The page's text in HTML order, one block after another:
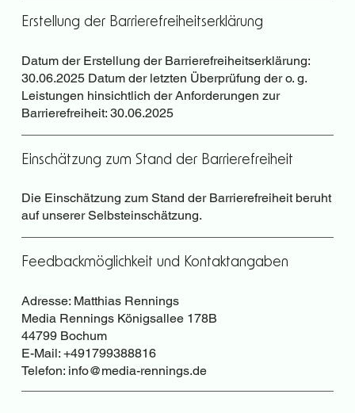
Erstellung der Barrierefreiheitserklärung
Datum der Erstellung der Barrierefreiheitserklärung:
30.06.2025 Datum der letzten Überprüfung der o. g.
Leistungen hinsichtlich der Anforderungen zur
Barrierefreiheit: 30.06.2025
Einschätzung zum Stand der Barrierefreiheit
Die Einschätzung zum Stand der Barrierefreiheit beruht
auf unserer Selbsteinschätzung.
Feedbackmöglichkeit und Kontaktangaben
Adresse: Matthias Rennings
Media Rennings Königsallee 178B
44799 Bochum
E-Mail: +491799388816
Telefon: info@media-rennings.de